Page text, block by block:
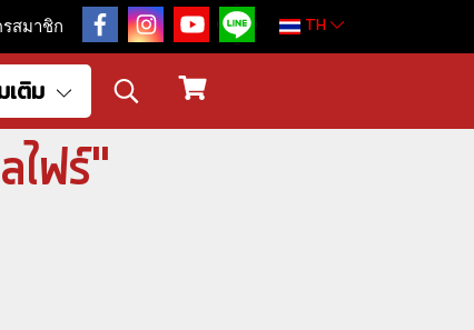
สมาชิก TH
เติม
ไฟร์"